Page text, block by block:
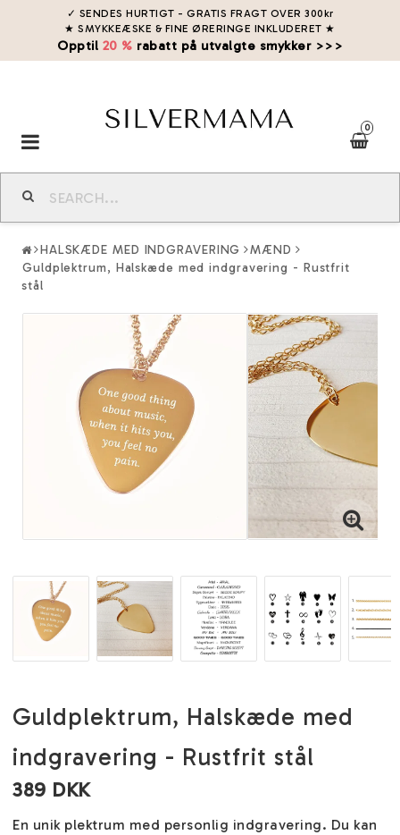
✓ SENDES HURTIGT - GRATIS FRAGT OVER 300kr
★ SMYKKEÆSKE & FINE ØRERINGE INKLUDERET ★
Opptil 20 % rabatt på utvalgte smykker >>>
0
Toggle
navigation
HALSKÆDE MED INDGRAVERING
MÆND
Guldplektrum, Halskæde med indgravering - Rustfrit
stål
Guldplektrum, Halskæde med
indgravering - Rustfrit stål
389 DKK
En unik plektrum med personlig indgravering. Du kan